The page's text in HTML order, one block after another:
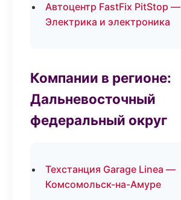
Автоцентр FastFix PitStop —
Электрика и электроника
Компании в регионе:
Дальневосточный
федеральный округ
Техстанция Garage Linea —
Комсомольск-на-Амуре